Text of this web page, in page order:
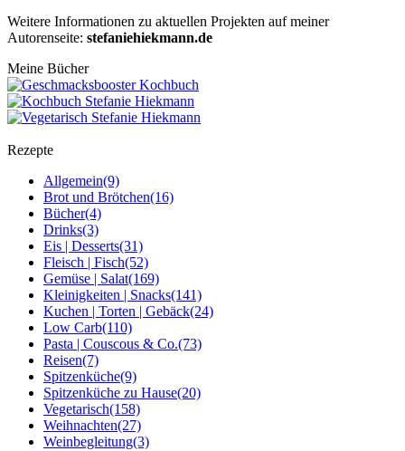
Weitere Informationen zu aktuellen Projekten auf meiner
Autorenseite: stefaniehiekmann.de
Meine Bücher
Rezepte
Allgemein(9)
Brot und Brötchen(16)
Bücher(4)
Drinks(3)
Eis | Desserts(31)
Fleisch | Fisch(52)
Gemüse | Salat(169)
Kleinigkeiten | Snacks(141)
Kuchen | Torten | Gebäck(24)
Low Carb(110)
Pasta | Couscous & Co.(73)
Reisen(7)
Spitzenküche(9)
Spitzenküche zu Hause(20)
Vegetarisch(158)
Weihnachten(27)
Weinbegleitung(3)